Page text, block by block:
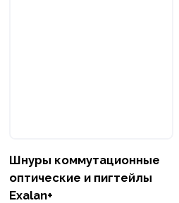
Шнуры коммутационные
оптические и пигтейлы
Exalan+